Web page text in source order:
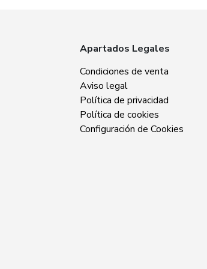
Zabba Area
15707 Santiago
Sin especificar
Apartados Legales
Condiciones de venta
Aviso legal
Política de privacidad
Política de cookies
Configuración de Cookies